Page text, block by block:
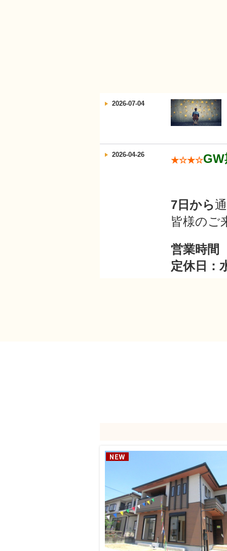
2026-07-04
2026-04-26
★☆★☆
7日から
皆様のご
営業時間
定休日：
2025-08-03